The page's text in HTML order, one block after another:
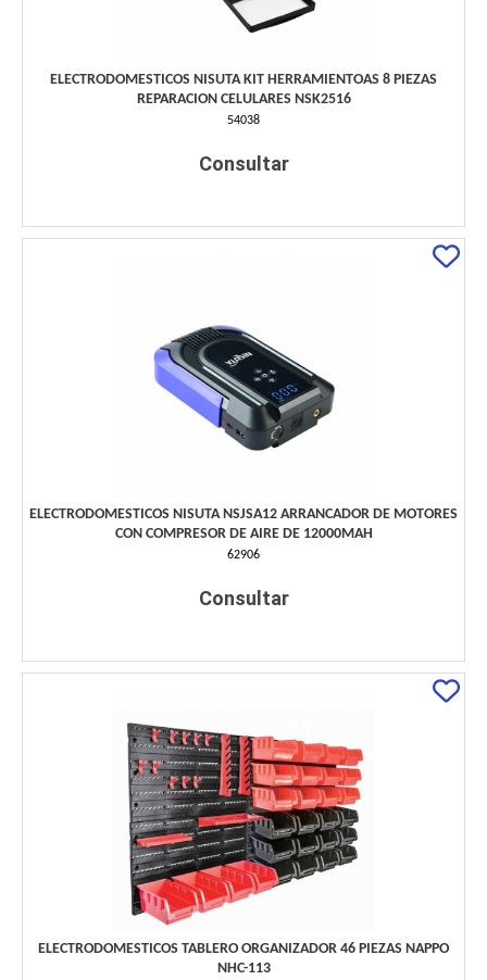
ELECTRODOMESTICOS NISUTA KIT HERRAMIENTOAS 8 PIEZAS
REPARACION CELULARES NSK2516
54038
Consultar
ELECTRODOMESTICOS NISUTA NSJSA12 ARRANCADOR DE MOTORES
CON COMPRESOR DE AIRE DE 12000MAH
62906
Consultar
ELECTRODOMESTICOS TABLERO ORGANIZADOR 46 PIEZAS NAPPO
NHC-113